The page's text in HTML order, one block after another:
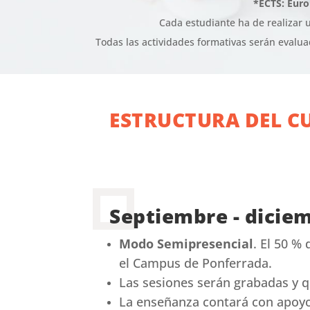
*ECTS:
Cada estudiante ha de realizar
Todas las actividades formativas serán
ESTRUCTURA DEL
Septiembre -
Modo Semipresencial. El 50
el Campus de Ponferrada.
Las sesiones serán grabadas
La enseñanza contará con